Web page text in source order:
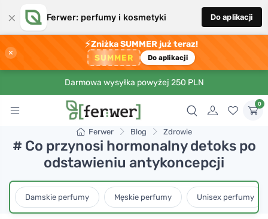
× Ferwer: perfumy i kosmetyki Do aplikacji
×
⚡Zniżka SUMMER już teraz!
SUMMER Do aplikacji
Darmowa wysyłka powyżej 250 PLN
0
Ferwer Blog Zdrowie
# Co przynosi hormonalny detoks po
odstawieniu antykoncepcji
Damskie perfumy Męskie perfumy Unisex perfumy